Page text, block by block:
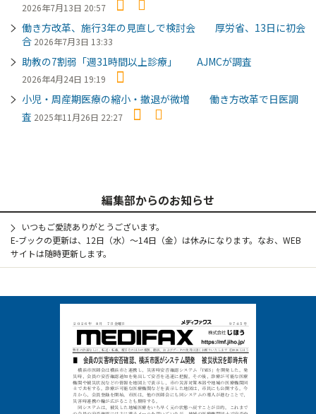
2026年7月13日 20:57
働き方改革、施行3年の見直しで検討会 厚労省、13日に初会
合 2026年7月3日 13:33
助教の7割弱「週31時間以上診療」 AJMCが調査
2026年4月24日 19:19
小児・周産期医療の縮小・撤退が微増 働き方改革で日医調
査 2025年11月26日 22:27
編集部からのお知らせ
いつもご愛読ありがとうございます。
E-ブックの更新は、12日（水）～14日（金）は休みになります。なお、WEB
サイトは随時更新します。